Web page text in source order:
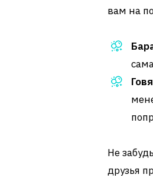
вам на
Не
друзья